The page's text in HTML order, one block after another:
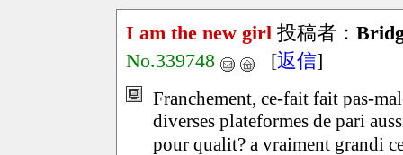
I am the new girl 投稿者：
No.339748
[返信]
Franchement, ce-fait fait pas-
diverses plateformes de pari
pour qualit? a vraiment grandi